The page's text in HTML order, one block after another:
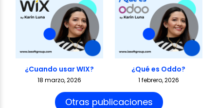
¿Cuando usar WIX?
18 marzo, 2026
¿Qué es Oddo?
1 febrero, 2026
Otras publicaciones